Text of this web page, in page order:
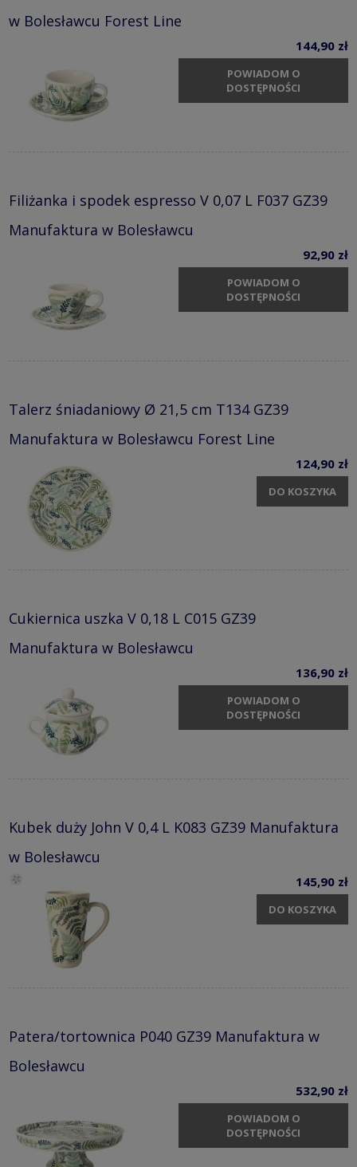
w Bolesławcu Forest Line
144,90 zł
POWIADOM O
DOSTĘPNOŚCI
Filiżanka i spodek espresso V 0,07 L F037 GZ39
Manufaktura w Bolesławcu
92,90 zł
POWIADOM O
DOSTĘPNOŚCI
Talerz śniadaniowy Ø 21,5 cm T134 GZ39
Manufaktura w Bolesławcu Forest Line
124,90 zł
DO KOSZYKA
Cukiernica uszka V 0,18 L C015 GZ39
Manufaktura w Bolesławcu
136,90 zł
POWIADOM O
DOSTĘPNOŚCI
Kubek duży John V 0,4 L K083 GZ39 Manufaktura
w Bolesławcu
145,90 zł
DO KOSZYKA
Patera/tortownica P040 GZ39 Manufaktura w
Bolesławcu
532,90 zł
POWIADOM O
DOSTĘPNOŚCI